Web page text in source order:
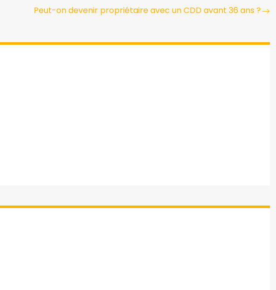
Peut-on devenir propriétaire avec un CDD avant 36 ans ?